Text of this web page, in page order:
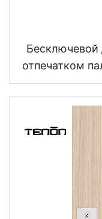
Бесключевой
отпечатком
и